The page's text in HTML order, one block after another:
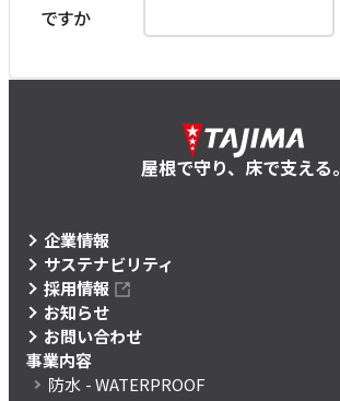
ですか
屋根で守り、床で支える。
企業情報
サステナビリティ
採用情報
お知らせ
お問い合わせ
事業内容
防水 - WATERPROOF